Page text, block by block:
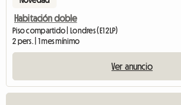
Habitación doble
Piso compartido | Londres (E1 2LP)
2 pers. | 1 mes mínimo
Ver anuncio